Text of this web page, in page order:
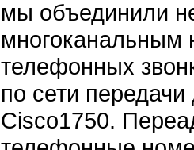
мы объединили
многоканальным
телефонных
по сети
Cisco1750.